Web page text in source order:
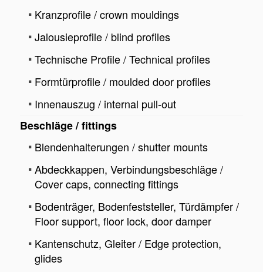
Kranzprofile / crown mouldings
Jalousieprofile / blind profiles
Technische Profile / Technical profiles
Formtürprofile / moulded door profiles
Innenauszug / internal pull-out
Beschläge / fittings
Blendenhalterungen / shutter mounts
Abdeckkappen, Verbindungsbeschläge /
Cover caps, connecting fittings
Bodenträger, Bodenfeststeller, Türdämpfer /
Floor support, floor lock, door damper
Kantenschutz, Gleiter / Edge protection,
glides